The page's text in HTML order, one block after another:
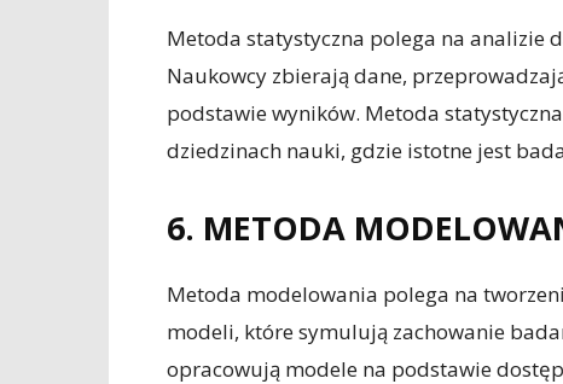
Metoda statystyczna polega na analizie
Naukowcy zbierają dane,
podstawie wyników. Metoda
dziedzinach nauki, gdzie istotne jest
6. METODA
Metoda modelowania polega na
modeli, które symulują zachowanie
opracowują modele na podstawie